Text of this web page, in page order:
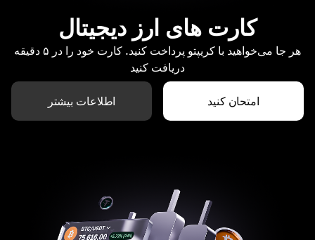
کارت های ارز دیجیتال
هر جا می‌خواهید با کریپتو پرداخت کنید. کارت خود را در ۵ دقیقه
دریافت کنید
امتحان کنید اطلاعات بیشتر